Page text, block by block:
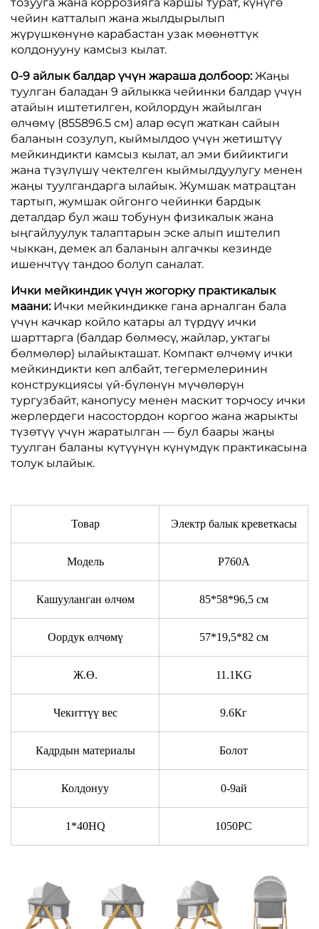
чейин катталып жана жылдырылып
жүрүшкөнүнө карабастан узак мөөнөттүк
колдонууну камсыз кылат.
0-9 айлык балдар үчүн жараша долбоор:Жаңы
туулган баладан 9 айлыкка чейинки балдар үчүн
атайын иштетилген, койлордун жайылган
өлчөмү (855896.5 см) алар өсүп жаткан сайын
баланын созулуп, кыймылдоо үчүн жетиштүү
мейкиндикти камсыз кылат, ал эми бийиктиги
жана түзүлүшү чектелген кыймылдуулугу менен
жаңы туулгандарга ылайык. Жумшак матрацтан
тартып, жумшак ойгонго чейинки бардык
деталдар бул жаш тобунун физикалык жана
ыңгайлуулук талаптарын эске алып иштелип
чыккан, демек ал баланын алгачкы кезинде
ишенчтүү тандоо болуп саналат.
Ички мейкиндик үчүн жогорку практикалык
маани: Ички мейкиндикке гана арналган бала
үчүн качкар койло катары ал түрдүү ички
шарттарга (балдар бөлмөсү, жайлар, уктагы
бөлмөлөр) ылайыкташат. Компакт өлчөмү ички
мейкиндикти көп албайт, тегермелеринин
конструкциясы үй-бүлөнүн мүчөлөрүн
тургузбайт, канопусу менен маскит торчосу ички
жерлердеги насостордон коргоо жана жарыкты
түзөтүү үчүн жаратылган — бул баары жаңы
туулган баланы күтүүнүн күнүмдүк практикасына
толук ылайык.
Товар Электр балык креветкасы
Модель P760A
Кашууланган өлчөм 85*58*96,5 см
Оордук өлчөмү 57*19,5*82 см
Ж.Ө. 11.1KG
Чекиттүү вес 9.6Кг
Кадрдын материалы Болот
Колдонуу 0-9ай
1*40HQ 1050PC